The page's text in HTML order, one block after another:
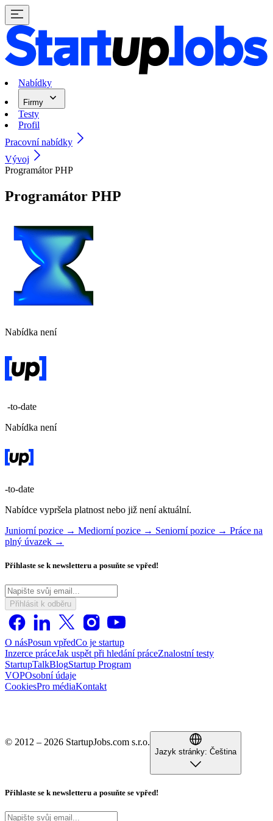
Nabídky
Firmy
Testy
Profil
Pracovní nabídky
Vývoj
Programátor PHP
Programátor PHP
Nabídka není
-to-date
Nabídka není
-to-date
Nabídce vypršela platnost nebo již není aktuální.
Juniorní pozice → Mediorní pozice → Seniorní pozice → Práce na
plný úvazek →
Přihlaste se k newsletteru a posuňte se vpřed!
Přihlásit k odběru
O násPosun vpředCo je startup
Inzerce práceJak uspět při hledání práceZnalostní testy
StartupTalkBlogStartup Program
VOPOsobní údaje
CookiesPro médiaKontakt
© 2012 – 2026 StartupJobs.com s.r.o.
Jazyk stránky: Čeština
Přihlaste se k newsletteru a posuňte se vpřed!